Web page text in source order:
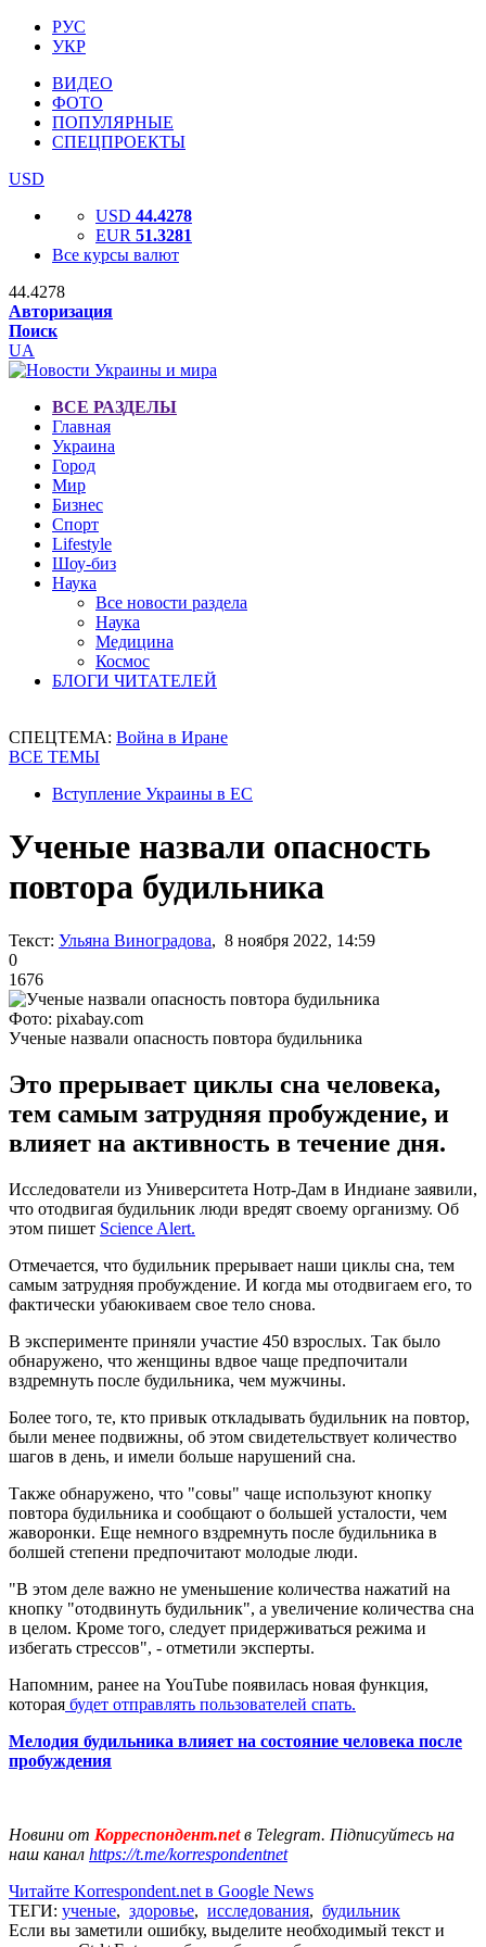
РУС
УКР
ВИДЕО
ФОТО
ПОПУЛЯРНЫЕ
СПЕЦПРОЕКТЫ
USD
USD 44.4278
EUR 51.3281
Все курсы валют
44.4278
Авторизация
Поиск
UA
ВСЕ РАЗДЕЛЫ
Главная
Украина
Город
Мир
Бизнес
Спорт
Lifestyle
Шоу-биз
Наука
Все новости раздела
Наука
Медицина
Космос
БЛОГИ ЧИТАТЕЛЕЙ
СПЕЦТЕМА: Война в Иране
ВСЕ ТЕМЫ
Вступление Украины в ЕС
Ученые назвали опасность
повтора будильника
Текст: Ульяна Виноградова, 8 ноября 2022, 14:59
0
1676
Фото: pixabay.com
Ученые назвали опасность повтора будильника
Это прерывает циклы сна человека,
тем самым затрудняя пробуждение, и
влияет на активность в течение дня.
Исследователи из Университета Нотр-Дам в Индиане заявили,
что отодвигая будильник люди вредят своему организму. Об
этом пишет Science Alert.
Отмечается, что будильник прерывает наши циклы сна, тем
самым затрудняя пробуждение. И когда мы отодвигаем его, то
фактически убаюкиваем свое тело снова.
В эксперименте приняли участие 450 взрослых. Так было
обнаружено, что женщины вдвое чаще предпочитали
вздремнуть после будильника, чем мужчины.
Более того, те, кто привык откладывать будильник на повтор,
были менее подвижны, об этом свидетельствует количество
шагов в день, и имели больше нарушений сна.
Также обнаружено, что "совы" чаще используют кнопку
повтора будильника и сообщают о большей усталости, чем
жаворонки. Еще немного вздремнуть после будильника в
болшей степени предпочитают молодые люди.
"В этом деле важно не уменьшение количества нажатий на
кнопку "отодвинуть будильник", а увеличение количества сна
в целом. Кроме того, следует придерживаться режима и
избегать стрессов", - отметили эксперты.
Напомним, ранее на YouTube появилась новая функция,
которая будет отправлять пользователей спать.
Мелодия будильника влияет на состояние человека после
пробуждения
Новини от Корреспондент.netв Telegram. Підписуйтесь на
наш канал https://t.me/korrespondentnet
Читайте Korrespondent.net в Google News
ТЕГИ: ученые, здоровье, исследования, будильник
Если вы заметили ошибку, выделите необходимый текст и